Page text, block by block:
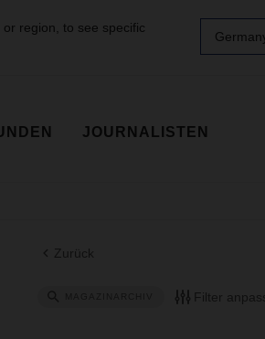
region, to see specific
JOURNALISTEN
Zurück
Filter